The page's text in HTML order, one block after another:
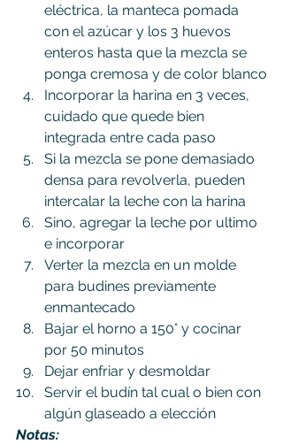
eléctrica, la manteca pomada
con el azúcar y los 3 huevos
enteros hasta que la mezcla se
ponga cremosa y de color blanco
Incorporar la harina en 3 veces,
cuidado que quede bien
integrada entre cada paso
Si la mezcla se pone demasiado
densa para revolverla, pueden
intercalar la leche con la harina
Sino, agregar la leche por ultimo
e incorporar
Verter la mezcla en un molde
para budines previamente
enmantecado
Bajar el horno a 150° y cocinar
por 50 minutos
Dejar enfriar y desmoldar
Servir el budín tal cual o bien con
algún glaseado a elección
Notas: